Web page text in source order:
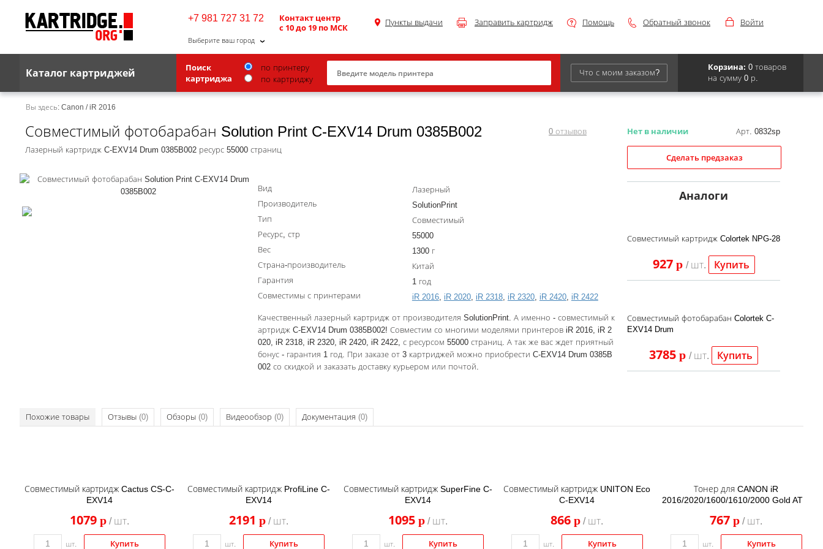
+7 981 727 31 72
Контакт центр
с 10 до 19 по МСК
Выберите ваш город
Пункты выдачи Заправить картридж Помощь Обратный звонок Войти
Каталог картриджей
Brother
G&G HP IBM
Kodak
Тонер и девелопер
Поиск
картриджа
по принтеру
по картриджу
Что с моим заказом?
Корзина: 0 товаров
на сумму 0 р.
Вы здесь: Canon /iR 2016
Совместимый фотобарабан Solution Print C-EXV14 Drum 0385B002 0 отзывов
Лазерный картридж C-EXV14 Drum 0385B002 ресурс 55000 страниц
Вид
Лазерный
Производитель
SolutionPrint
Тип
Совместимый
Ресурс, стр
55000
Вес
1300 г
Страна-производитель
Китай
Гарантия
1 год
Совместимы с принтерами
iR 2016, iR 2020, iR 2318, iR 2320, iR 2420, iR 2422
Качественный лазерный картридж от производителя SolutionPrint. А именно - совместимый к
артридж C-EXV14 Drum 0385B002! Совместим со многими моделями принтеров iR 2016, iR 2
020, iR 2318, iR 2320, iR 2420, iR 2422, с ресурсом 55000 страниц. А так же вас ждет приятный
бонус - гарантия 1 год. При заказе от 3 картриджей можно приобрести C-EXV14 Drum 0385B
002 со скидкой и заказать доставку курьером или почтой.
Нет в наличии Арт. 0832sp
Сделать предзаказ
Аналоги
Совместимый картридж Colortek NPG-28
927 p / шт. Купить
Совместимый фотобарабан Colortek C-
EXV14 Drum
3785p / шт. Купить
Похожие товары Отзывы (0) Обзоры (0) Видеообзор (0) Документация (0)
Совместимый картридж Cactus CS-C-
EXV14
1079 p/ шт.
шт. Купить
Совместимый картридж ProfiLine C-
EXV14
2191 p/ шт.
шт. Купить
Совместимый картридж SuperFine C-
EXV14
1095 p/ шт.
шт. Купить
Совместимый картридж UNITON Eco
C-EXV14
866 p / шт.
шт. Купить
Тонер для CANON iR
2016/2020/1600/1610/2000 Gold ATM
767 p / шт.
шт. Купить